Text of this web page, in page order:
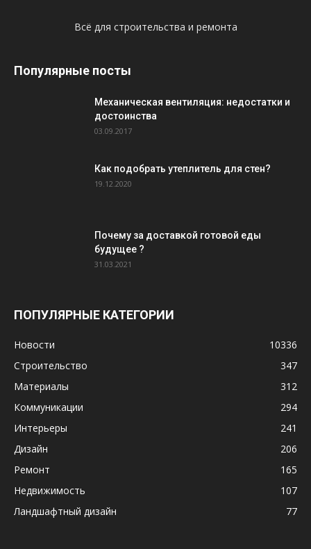
Всё для строительства и ремонта
Популярные посты
Механическая вентиляция: недостатки и
достоинства
03.09.2017
Как подобрать утеплитель для стен?
19.12.2020
Почему за доставкой готовой еды
будущее ?
31.03.2021
ПОПУЛЯРНЫЕ КАТЕГОРИИ
Новости
10336
Строительство
347
Материалы
312
Коммуникации
294
Интерьеры
241
Дизайн
206
Ремонт
165
Недвижимость
107
Ландшафтный дизайн
77